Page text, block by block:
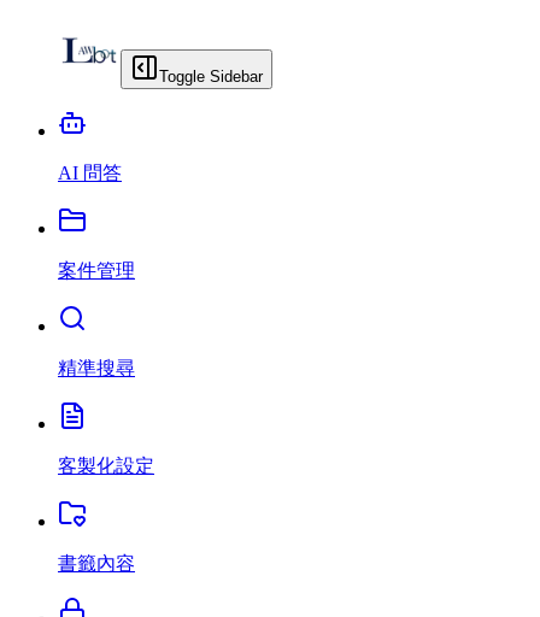
Toggle Sidebar
AI 問答
案件管理
精準搜尋
客製化設定
書籤內容